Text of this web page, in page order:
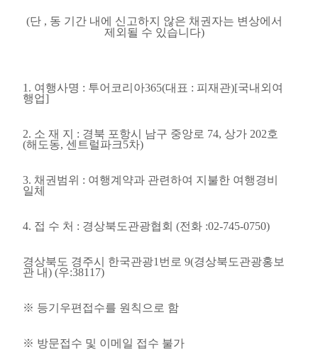
(단 , 동 기간 내에 신고하지 않은 채권자는 변상에서
제외될 수 있습니다)
1. 여행사명 : 투어코리아365(대표 : 피재관)[국내외여
행업]
2. 소 재 지 : 경북 포항시 남구 중앙로 74, 상가 202호
(해도동, 센트럴파크5차)
3. 채권범위 : 여행계약과 관련하여 지불한 여행경비
일체
4. 접 수 처 : 경상북도관광협회 (전화 :02-745-0750)
경상북도 경주시 한국관광1 번로 9(경상북도관광홍보
관 내) (우:38117)
※ 등기우편접수를 원칙으로 함
※ 방문접수 및 이메일 접수 불가